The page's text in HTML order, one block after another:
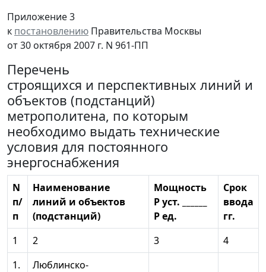
Приложение 3
к постановлению Правительства Москвы
от 30 октября 2007 г. N 961-ПП
Перечень
строящихся и перспективных линий и
объектов (подстанций)
метрополитена, по которым
необходимо выдать технические
условия для постоянного
энергоснабжения
N
п/
п
Наименование
линий и объектов
(подстанций)
Мощность
Р уст. ______
Р ед.
Срок
ввода
гг.
1
2 3
4
1.
Люблинско-